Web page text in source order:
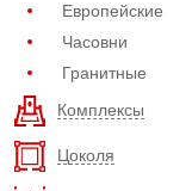
Европейские
Часовни
Гранитные
Комплексы
Цоколя